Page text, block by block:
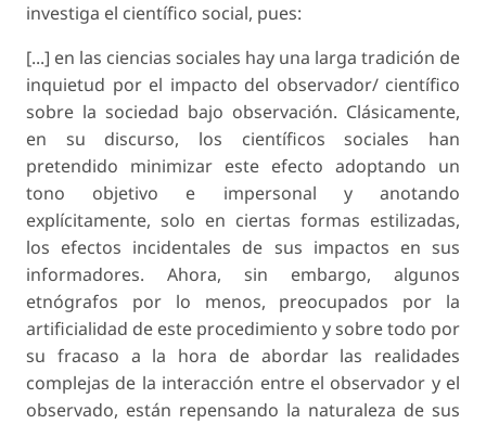
investiga el científico social, pues:
[...] en las ciencias sociales hay una larga tradición de
inquietud por el impacto del observador/ científico
sobre la sociedad bajo observación. Clásicamente,
en su discurso, los científicos sociales han
pretendido minimizar este efecto adoptando un
tono objetivo e impersonal y anotando
explícitamente, solo en ciertas formas estilizadas,
los efectos incidentales de sus impactos en sus
informadores. Ahora, sin embargo, algunos
etnógrafos por lo menos, preocupados por la
artificialidad de este procedimiento y sobre todo por
su fracaso a la hora de abordar las realidades
complejas de la interacción entre el observador y el
observado, están repensando la naturaleza de sus